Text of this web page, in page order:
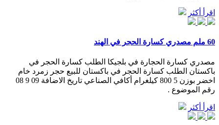
اقرأ أكثر
60 ملم مصدري كسارة الحجر في الهند
مصدري كسارة الحجارة في بلجيكا الطلب كسارة الحجر في
باكستان الطلب كسارة الحجر في باكستان للبيع حجر زمرد خام
اخضر بوزن 5 800 كيلغرام أكافي الصناعي تاريخ الاضافة 09 9 08
رقم الموضوع .
اقرأ أكثر